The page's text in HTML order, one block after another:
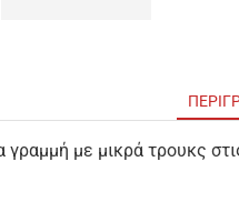
γραμμή με μικρά τρουκς